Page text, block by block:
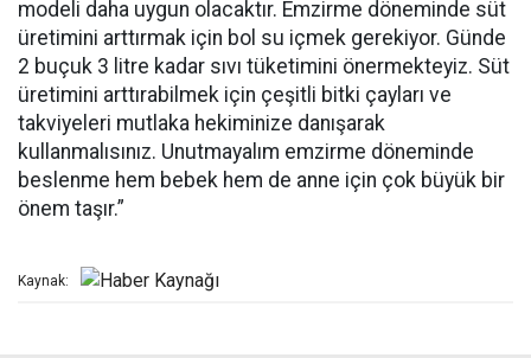
modeli daha uygun olacaktır. Emzirme döneminde süt
üretimini arttırmak için bol su içmek gerekiyor. Günde
2 buçuk 3 litre kadar sıvı tüketimini önermekteyiz. Süt
üretimini arttırabilmek için çeşitli bitki çayları ve
takviyeleri mutlaka hekiminize danışarak
kullanmalısınız. Unutmayalım emzirme döneminde
beslenme hem bebek hem de anne için çok büyük bir
önem taşır.”
Kaynak: